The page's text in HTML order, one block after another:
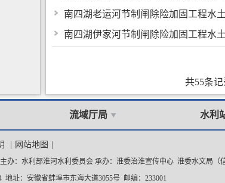
南四湖老运河节制闸除险加固工程水
南四湖伊家河节制闸除险加固工程水
共55条记
流域厅局 水利
网站地图
办：水利部淮河水利委员会 承办：淮委治淮宣传中心 淮委水文局（
地址：安徽省蚌埠市东海大道3055号 邮编：233001